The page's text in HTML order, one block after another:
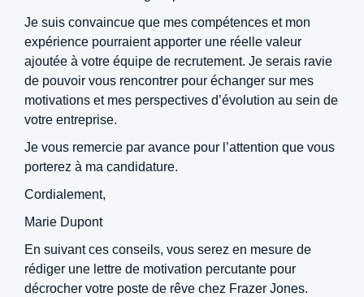
Je suis convaincue que mes compétences et mon
expérience pourraient apporter une réelle valeur
ajoutée à votre équipe de recrutement. Je serais ravie
de pouvoir vous rencontrer pour échanger sur mes
motivations et mes perspectives d’évolution au sein de
votre entreprise.
Je vous remercie par avance pour l’attention que vous
porterez à ma candidature.
Cordialement,
Marie Dupont
En suivant ces conseils, vous serez en mesure de
rédiger une lettre de motivation percutante pour
décrocher votre poste de rêve chez Frazer Jones.